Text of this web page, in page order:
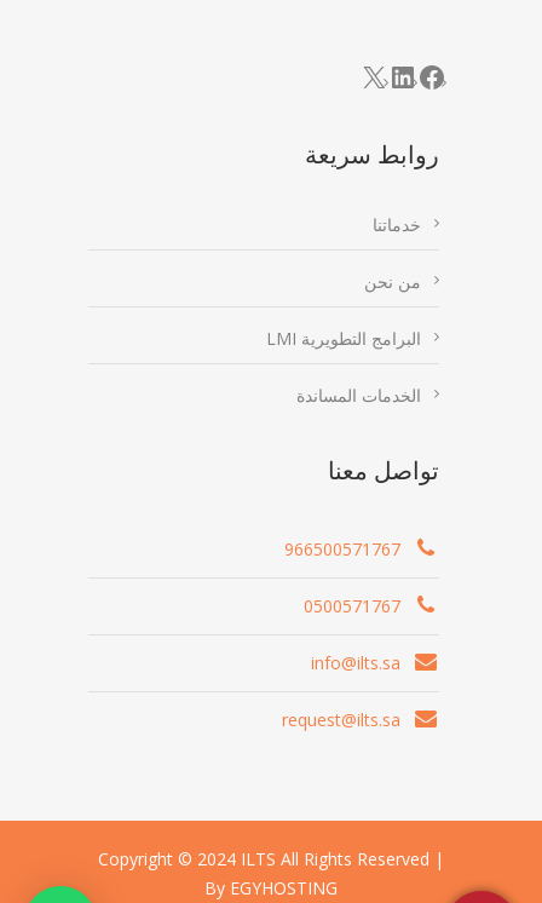
Facebook
LinkedIn
X
روابط سريعة
خدماتنا
من نحن
البرامج التطويرية LMI
الخدمات المساندة
تواصل معنا
966500571767
0500571767
info@ilts.sa
request@ilts.sa
Copyright © 2024 ILTS All Rights Reserved |
By EGYHOSTING